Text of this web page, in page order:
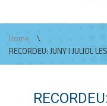
Home
\
RECORDEU: JUNY I JULIOL